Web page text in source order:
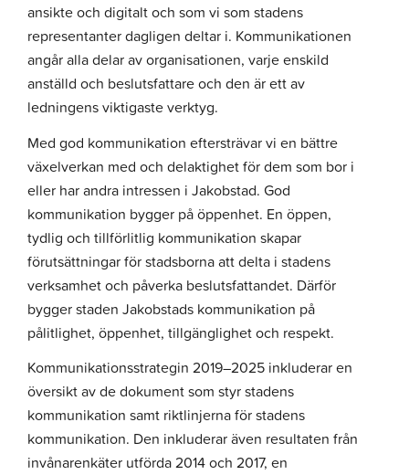
ansikte och digitalt och som vi som stadens
representanter dagligen deltar i. Kommunikationen
angår alla delar av organisationen, varje enskild
anställd och beslutsfattare och den är ett av
ledningens viktigaste verktyg.
Med god kommunikation eftersträvar vi en bättre
växelverkan med och delaktighet för dem som bor i
eller har andra intressen i Jakobstad. God
kommunikation bygger på öppenhet. En öppen,
tydlig och tillförlitlig kommunikation skapar
förutsättningar för stadsborna att delta i stadens
verksamhet och påverka beslutsfattandet. Därför
bygger staden Jakobstads kommunikation på
pålitlighet, öppenhet, tillgänglighet och respekt.
Kommunikationsstrategin 2019–2025 inkluderar en
översikt av de dokument som styr stadens
kommunikation samt riktlinjerna för stadens
kommunikation. Den inkluderar även resultaten från
invånarenkäter utförda 2014 och 2017, en